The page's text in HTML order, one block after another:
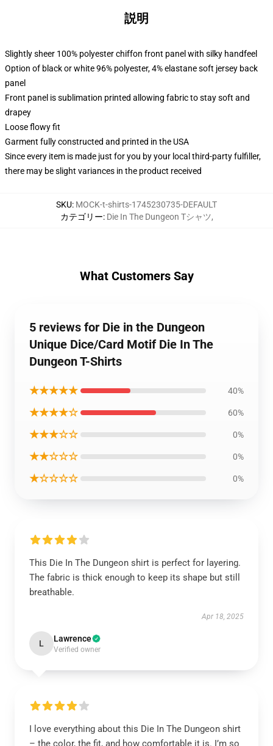
説明
Slightly sheer 100% polyester chiffon front panel with silky handfeel
Option of black or white 96% polyester, 4% elastane soft jersey back
panel
Front panel is sublimation printed allowing fabric to stay soft and
drapey
Loose flowy fit
Garment fully constructed and printed in the USA
Since every item is made just for you by your local third-party fulfiller,
there may be slight variances in the product received
SKU: MOCK-t-shirts-1745230735-DEFAULT
カテゴリー: Die In The Dungeon Tシャツ,
What Customers Say
5 reviews for Die in the Dungeon
Unique Dice/Card Motif Die In The
Dungeon T-Shirts
★★★★★ 40%
★★★★☆ 60%
★★★☆☆ 0%
★★☆☆☆ 0%
★☆☆☆☆ 0%
This Die In The Dungeon shirt is perfect for layering.
The fabric is thick enough to keep its shape but still
breathable.
Apr 18, 2025
L Lawrence
Verified owner
I love everything about this Die In The Dungeon shirt
– the color, the fit, and how comfortable it is. I’m so